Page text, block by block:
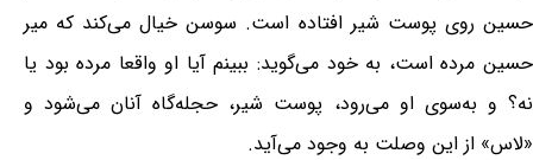
حسین‌ روی‌ پوست‌ شیر افتاده‌ است‌. سوسن‌ خیال‌ می‌کند که‌ میر
حسین‌ مرده‌ است‌، به‌ خود می‌گوید: ببینم‌ آیا او واقعا مرده بود یا
نه‌؟ و به‌سوی‌ او می‌رود، پوست‌ شیر، حجله‌گاه‌ آنان‌ می‌شود و
«لاس»‌ از این‌ وصلت‌ به‌ وجود می‌آید.